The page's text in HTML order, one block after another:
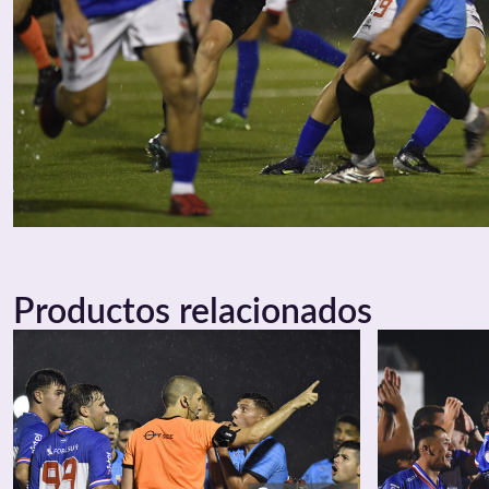
Productos relacionados